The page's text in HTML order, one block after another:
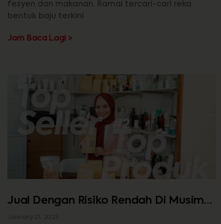
fesyen dan makanan. Ramai tercari-cari reka
bentuk baju terkini
Jom Baca Lagi >
Jual Dengan Risiko Rendah Di Musim